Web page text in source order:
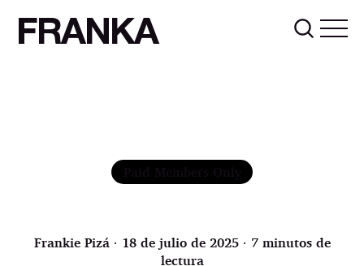
FRANKA
Frankie Pizá∙ 18 de julio de 2025 ∙ 7 minutos de
lectura